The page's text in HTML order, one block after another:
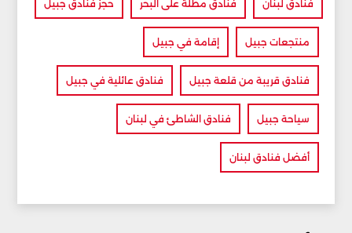
فنادق لبنان فنادق مطلة على البحر حجز فنادق جبيل
منتجعات جبيل إقامة في جبيل
فنادق قريبة من قلعة جبيل فنادق عائلية في جبيل
سياحة جبيل فنادق الشاطئ في لبنان
أفضل فنادق لبنان